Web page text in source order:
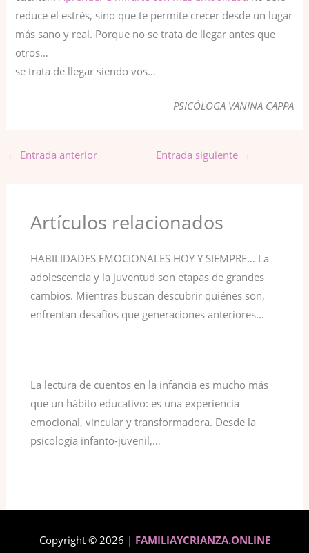
reduce el estrés, sino que te permite crecer desde un lugar
más sano y real. Porque no se trata de llegar antes que
otros…
se trata de llegar siendo vos…
PSICÓLOGA VANINA CAPPA
← Entrada anterior Entrada siguiente →
Artículos relacionados
HABILIDADES EMOCIONALES HOY Y SIEMPRE… La
adolescencia y la juventud son etapas de grandes
cambios. Mientras buscan descubrir quiénes son,
enfrentan desafíos que generaciones anteriores…
La lectura de cuentos en la infancia es mucho más
que un hábito educativo: es una experiencia
emocional, vincular y transformadora. Desde la
psicología infanto-juvenil,…
Copyright © 2026 | FAMILIAYCRIANZA.ONLINE